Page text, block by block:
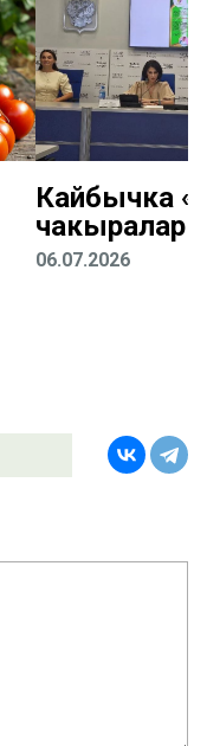
Кайбычка
чакыралар
06.07.2026